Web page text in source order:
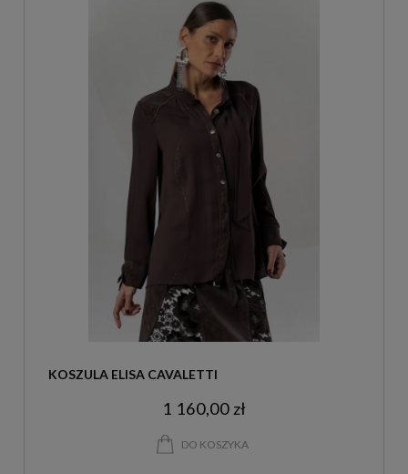
KOSZULA ELISA CAVALETTI
1 160,00 zł
DO KOSZYKA